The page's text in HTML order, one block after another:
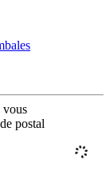
vous
postal